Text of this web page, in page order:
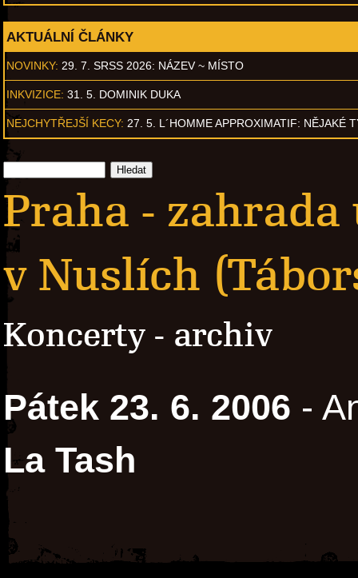
AKTUÁLNÍ ČLÁNKY
NOVINKY: 29. 7. SRSS 2026: NÁZEV ~ MÍSTO
INKVIZICE: 31. 5. DOMINIK DUKA
NEJCHYTŘEJŠÍ KECY: 27. 5. L´HOMME APPROXIMATIF: NĚJAKÉ
Praha - zahrada
v Nuslích
Koncerty - archiv
Pátek 23. 6. 2006 -
La Tash